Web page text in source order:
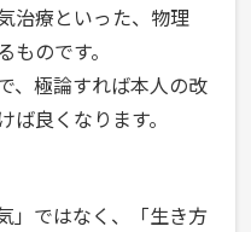
治療といった、物理
のです。
、極論すれば本人の改
良くなります。
」ではなく、「生き方